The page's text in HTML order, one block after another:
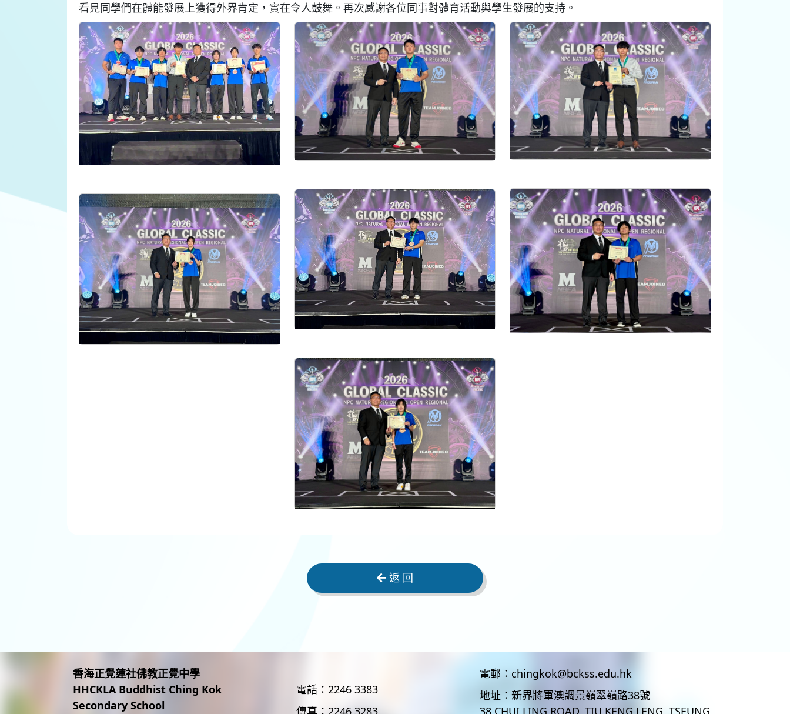
看見同學們在體能發展上獲得外界肯定，實在令人鼓舞。再次感謝各位同事對體育活動與學生發展的支持。
返 回
香海正覺蓮社佛教正覺中學
HHCKLA Buddhist Ching Kok
Secondary School
電話： 2246 3383
傳真： 2246 3283
電郵： chingkok@bckss.edu.hk
地址：新界將軍澳調景嶺翠嶺路38號
38 CHUI LING ROAD, TIU KENG LENG, TSEUNG